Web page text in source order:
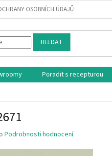
OSOBNÍCH ÚDAJŮ
HLEDAT
Poradit s recepturou
produktu je 0.0 z 5 hvězdiček.
Podrobnosti hodnocení